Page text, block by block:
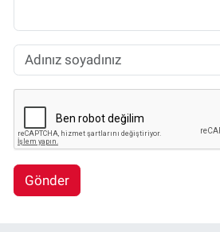
Gönder